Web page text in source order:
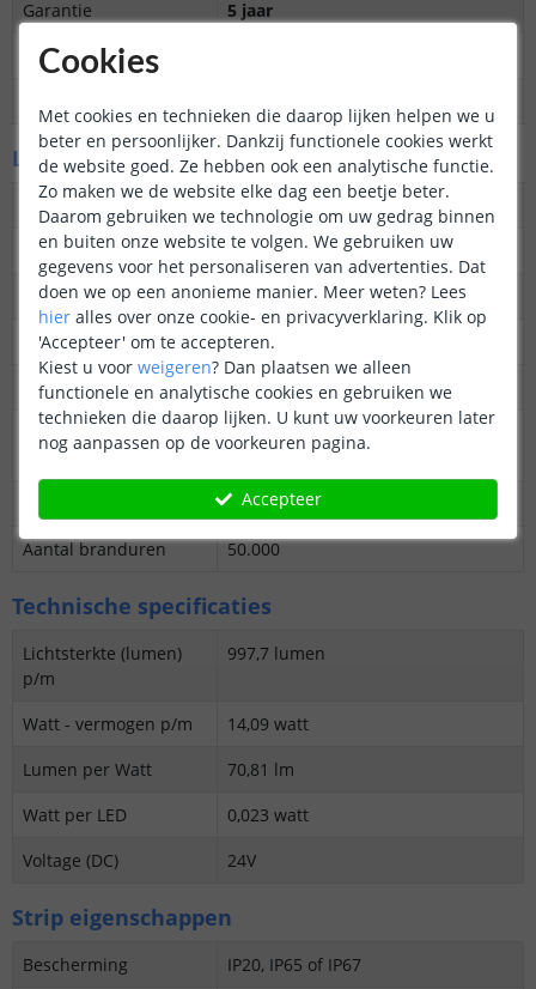
Garantie
5 jaar
Op maat te knippen
LED's en licht
Aantal LED's p/m
600
Type LED
COB
Merk LED
SanAn
Stralingshoek
180 graden
Kleur
Warm wit
(Kelvin)
2700K
> 80
Aantal branduren
50.000
Technische specificaties
Lichtsterkte (lumen)
p/m
997,7 lumen
Watt - vermogen p/m
14,09 watt
Lumen per Watt
70,81 lm
Watt per LED
0,023 watt
Voltage (DC)
24V
Strip eigenschappen
Bescherming
IP20, IP65 of IP67
Cookies
Met cookies en technieken die daarop lijken helpen we u
beter en persoonlijker. Dankzij functionele cookies werkt
de website goed. Ze hebben ook een analytische functie.
Zo maken we de website elke dag een beetje beter.
Daarom gebruiken we technologie om uw gedrag binnen
en buiten onze website te volgen. We gebruiken uw
gegevens voor het personaliseren van advertenties. Dat
doen we op een anonieme manier. Meer weten? Lees
hier alles over onze cookie- en privacyverklaring. Klik op
'Accepteer' om te accepteren.
Kiest u voor weigeren? Dan plaatsen we alleen
functionele en analytische cookies en gebruiken we
technieken die daarop lijken. U kunt uw voorkeuren later
nog aanpassen op de voorkeuren pagina.
Accepteer